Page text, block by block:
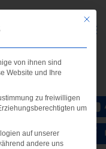
Mit
von ihnen sind
Website und Ihre
zu freiwilligen
um
auf unserer
andere uns